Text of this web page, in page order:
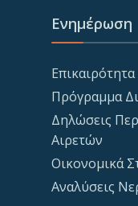
Ενημέρωση
Επικαιρότητα
Πρόγραμμα
Δηλώσεις
Αιρετών
Οικονομικά
Αναλύσεις